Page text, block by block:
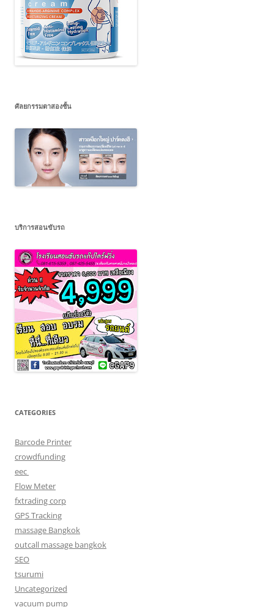
ศัลยกรรมตาสองชั้น
บริการสอนขับรถ
CATEGORIES
Barcode Printer
crowdfunding
eec
Flow Meter
fxtrading corp
GPS Tracking
massage Bangkok
outcall massage bangkok
SEO
tsurumi
Uncategorized
vacuum pump